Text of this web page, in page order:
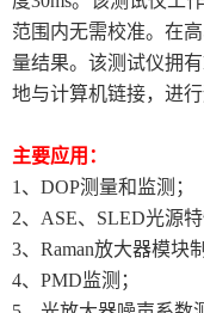
范围内无需校准。在
量结果。该测试仪拥
地与计算机链接，进
主要应用：
1、DOP测量和监测；
2、ASE、SLED光源特
3、Raman放大器模块
4、PMD监测；